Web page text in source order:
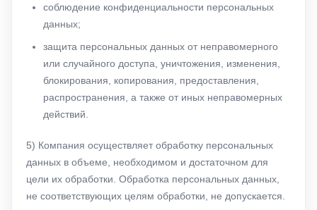
соблюдение конфиденциальности персональных
данных;
защита персональных данных от неправомерного
или случайного доступа, уничтожения, изменения,
блокирования, копирования, предоставления,
распространения, а также от иных неправомерных
действий.
5) Компания осуществляет обработку персональных
данных в объеме, необходимом и достаточном для
цели их обработки. Обработка персональных данных,
не соответствующих целям обработки, не допускается.